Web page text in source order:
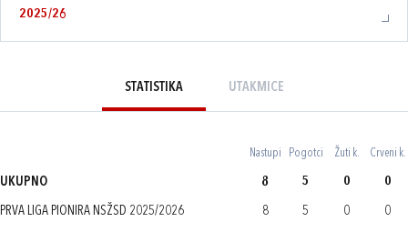
2025/26
STATISTIKA UTAKMICE
Nastupi Pogotci Žuti k. Crveni k.
UKUPNO 8 5 0 0
PRVA LIGA PIONIRA NSŽSD 2025/2026 8 5 0 0